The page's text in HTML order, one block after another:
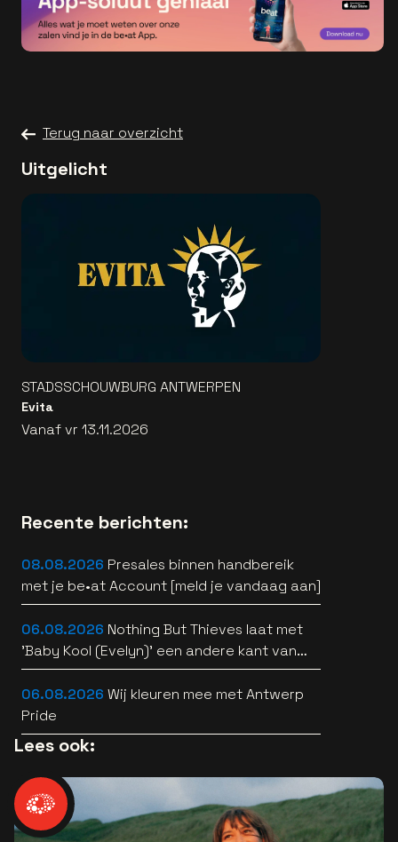
Terug naar overzicht
Uitgelicht
STADSSCHOUWBURG ANTWERPEN
Evita
Vanaf vr 13.11.2026
Recente berichten:
08.08.2026 Presales binnen handbereik
met je be•at Account [meld je vandaag aan]
06.08.2026 Nothing But Thieves laat met
'Baby Kool (Evelyn)' een andere kant van
zich horen [video]
06.08.2026 Wij kleuren mee met Antwerp
Pride
Lees ook: